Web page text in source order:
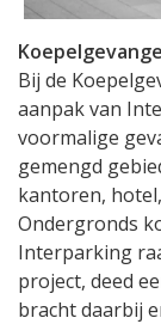
Bij de
aanpak van
voormalige
gemengd
kantoren,
Ondergronds
Interparking
project, deed
bracht daarbij